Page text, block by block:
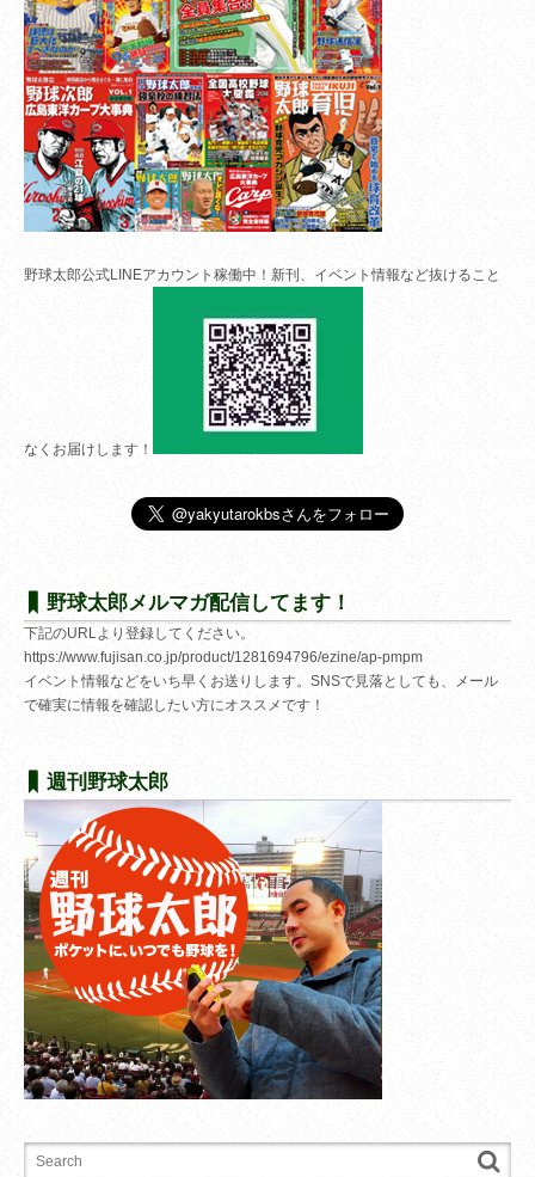
野球太郎公式LINEアカウント稼働中！新刊、イベント情報など抜けること
なくお届けします！
野球太郎メルマガ配信してます！
下記のURLより登録してください。
https://www.fujisan.co.jp/product/1281694796/ezine/ap-pmpm
イベント情報などをいち早くお送りします。SNSで見落としても、メール
で確実に情報を確認したい方にオススメです！
週刊野球太郎